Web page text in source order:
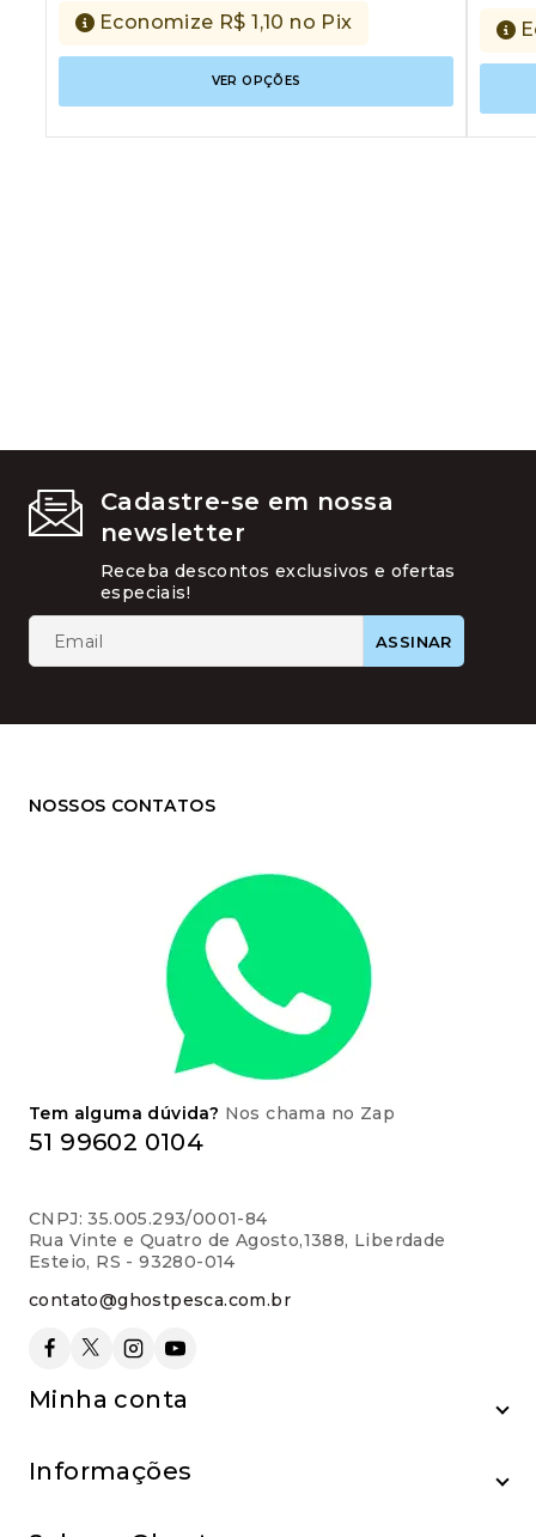
Economize R$1,10 no Pix
VER OPÇÕES
Este
tem
Cadastre-se em nossa
newsletter
Receba descontos exclusivos e ofertas
especiais!
NOSSOS CONTATOS
Tem alguma dúvida? Nos chama no Zap
51 99602 0104
CNPJ: 35.005.293/0001-84
Rua Vinte e Quatro de Agosto,1388, Liberdade
Esteio, RS - 93280-014
contato@ghostpesca.com.br
Minha conta
Informações